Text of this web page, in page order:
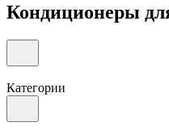
Кондиционеры
Категории